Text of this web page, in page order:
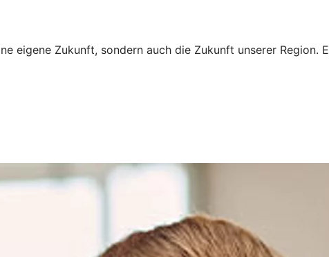
eigene Zukunft, sondern auch die Zukunft unserer